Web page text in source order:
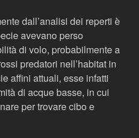
dall’analisi dei reperti è
avevano perso
di volo, probabilmente a
predatori nell’habitat in
affini attuali, esse infatti
di acque basse, in cui
per trovare cibo e